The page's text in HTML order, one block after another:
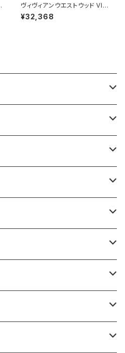
ヴィヴィアンウエストウッド VIVI
ENNE WESTWOOD SMALL
FRAME WALLET 三つ折り財
¥32,368